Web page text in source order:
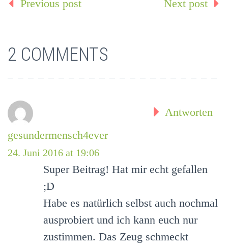
Previous post Next post
2 COMMENTS
gesundermensch4ever
24. Juni 2016 at 19:06
Antworten
Super Beitrag! Hat mir echt gefallen
;D
Habe es natürlich selbst auch nochmal
ausprobiert und ich kann euch nur
zustimmen. Das Zeug schmeckt